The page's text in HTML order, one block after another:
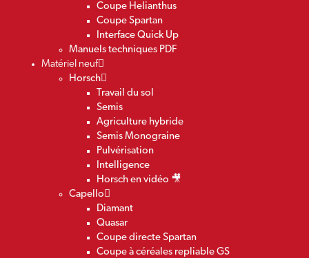
Coupe Helianthus
Coupe Spartan
Interface Quick Up
Manuels techniques PDF
Matériel neuf
Horsch
Travail du sol
Semis
Agriculture hybride
Semis Monograine
Pulvérisation
Intelligence
Horsch en vidéo 🎥
Capello
Diamant
Quasar
Coupe directe Spartan
Coupe à céréales repliable GS